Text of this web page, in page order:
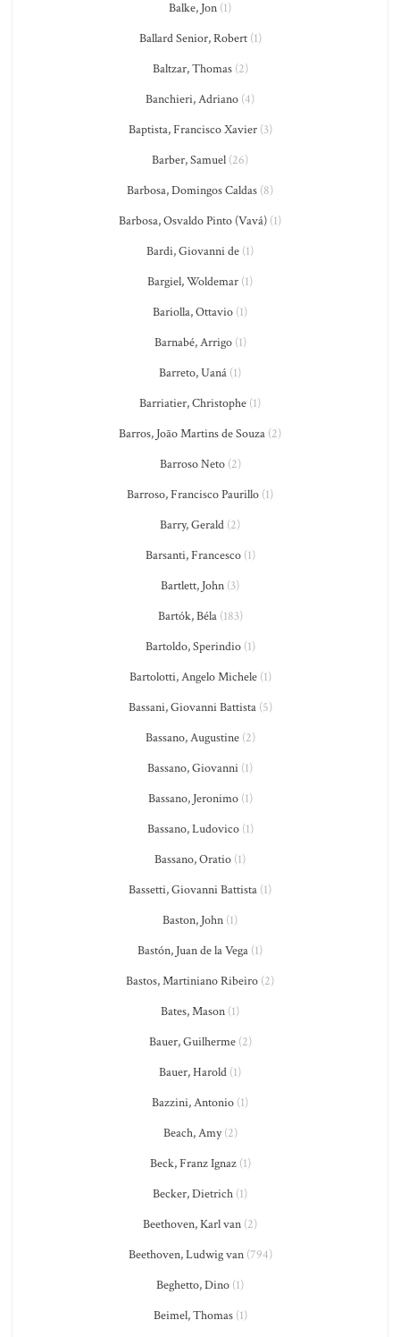
Balke, Jon (1)
Ballard Senior, Robert(1)
Baltzar, Thomas(2)
Banchieri, Adriano (4)
Baptista, Francisco Xavier(3)
Barber, Samuel (26)
Barbosa, Domingos Caldas (8)
Barbosa, Osvaldo Pinto (Vavá) (1)
Bardi, Giovanni de (1)
Bargiel, Woldemar (1)
Bariolla, Ottavio (1)
Barnabé, Arrigo(1)
Barreto, Uaná (1)
Barriatier, Christophe (1)
Barros, João Martins de Souza (2)
Barroso Neto(2)
Barroso, Francisco Paurillo (1)
Barry, Gerald (2)
Barsanti, Francesco(1)
Bartlett, John (3)
Bartók, Béla(183)
Bartoldo, Sperindio(1)
Bartolotti, Angelo Michele(1)
Bassani, Giovanni Battista(5)
Bassano, Augustine(2)
Bassano, Giovanni (1)
Bassano, Jeronimo(1)
Bassano, Ludovico(1)
Bassano, Oratio (1)
Bassetti, Giovanni Battista (1)
Baston, John (1)
Bastón, Juan de la Vega (1)
Bastos, Martiniano Ribeiro (2)
Bates, Mason (1)
Bauer, Guilherme(2)
Bauer, Harold (1)
Bazzini, Antonio (1)
Beach, Amy(2)
Beck, Franz Ignaz(1)
Becker, Dietrich (1)
Beethoven, Karl van (2)
Beethoven, Ludwig van(794)
Beghetto, Dino (1)
Beimel, Thomas(1)